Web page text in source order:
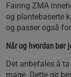
Fairing ZMA
og plantebaserte
og passer også
Når og hvordan bør
Det anbefales å
mage. Dette gir